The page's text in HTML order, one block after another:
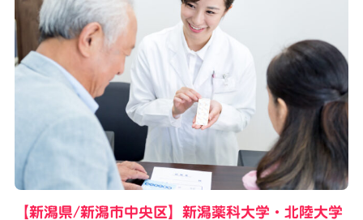
【新潟県/新潟市中央区】新潟薬科大学・北陸大学